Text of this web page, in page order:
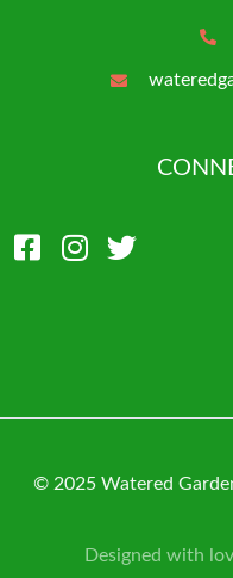
© 2025 Watered
Designed with